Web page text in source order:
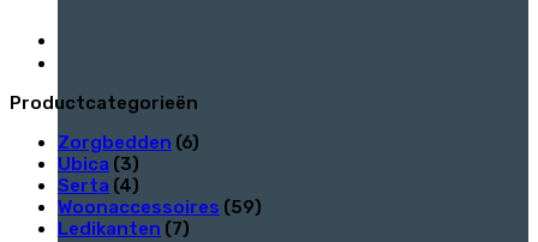
Productcategorieën
Zorgbedden (6)
Ubica (3)
Serta (4)
Woonaccessoires (59)
Ledikanten (7)